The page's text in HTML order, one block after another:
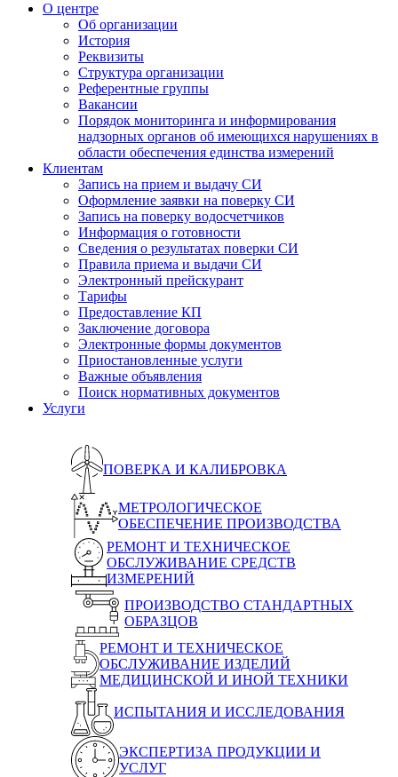
О центре
Об организации
История
Реквизиты
Структура организации
Референтные группы
Вакансии
Порядок мониторинга и информирования
надзорных органов об имеющихся нарушениях в
области обеспечения единства измерений
Клиентам
Запись на прием и выдачу СИ
Оформление заявки на поверку СИ
Запись на поверку водосчетчиков
Информация о готовности
Сведения о результатах поверки СИ
Правила приема и выдачи СИ
Электронный прейскурант
Тарифы
Предоставление КП
Заключение договора
Электронные формы документов
Приостановленные услуги
Важные объявления
Поиск нормативных документов
Услуги
ПОВЕРКА И КАЛИБРОВКА
МЕТРОЛОГИЧЕСКОЕ
ОБЕСПЕЧЕНИЕ ПРОИЗВОДСТВА
РЕМОНТ И ТЕХНИЧЕСКОЕ
ОБСЛУЖИВАНИЕ СРЕДСТВ
ИЗМЕРЕНИЙ
ПРОИЗВОДСТВО СТАНДАРТНЫХ
ОБРАЗЦОВ
РЕМОНТ И ТЕХНИЧЕСКОЕ
ОБСЛУЖИВАНИЕ ИЗДЕЛИЙ
МЕДИЦИНСКОЙ И ИНОЙ ТЕХНИКИ
ИСПЫТАНИЯ И ИССЛЕДОВАНИЯ
ЭКСПЕРТИЗА ПРОДУКЦИИ И
УСЛУГ